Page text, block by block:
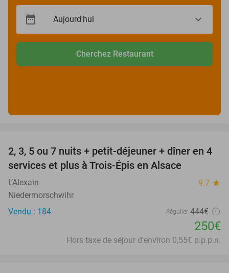
Cherchez Restaurant
44%
2, 3, 5 ou 7 nuits + petit-déjeuner + dîner en 4
services et plus à Trois-Épis en Alsace
L’Alexain 9.7 star
Niedermorschwihr
Vendu : 184
Régulier 444€
250€
Hors taxe de séjour d'environ 0,55€ p.p.p.n.